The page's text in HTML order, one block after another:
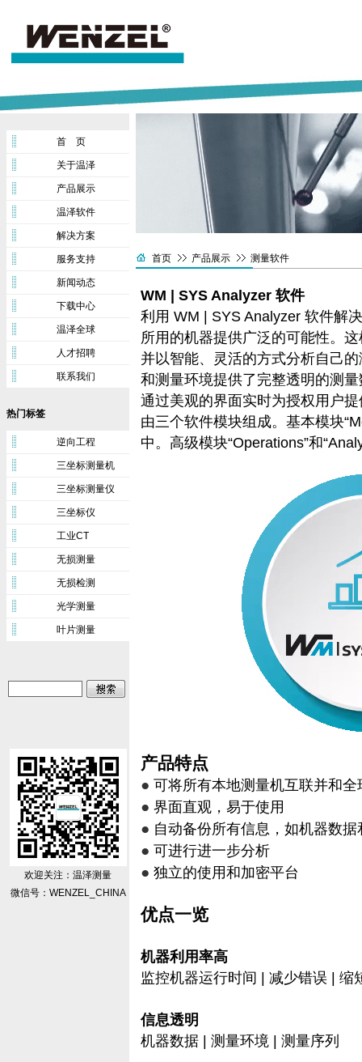
首 页
关于温泽
产品展示
温泽软件
解决方案
服务支持
新闻动态
下载中心
温泽全球
人才招聘
联系我们
热门标签
逆向工程
三坐标测量机
三坐标测量仪
三坐标仪
工业CT
无损测量
无损检测
光学测量
叶片测量
欢迎关注：温泽测量
微信号：WENZEL_CHINA
首页 产品展示 测量软件
WM | SYS Analyzer 软件
利用 WM | SYS Analyzer 软件解
所用的机器提供广泛的可能性。
并以智能、灵活的方式分析自己
和测量环境提供了完整透明的测
通过美观的界面实时为授权用户
由三个软件模块组成。基本模块
中。高级模块“Operations”和
产品特点
● 可将所有本地测量机互联并和全
● 界面直观，易于使用
● 自动备份所有信息，如机器数
● 可进行进一步分析
● 独立的使用和加密平台
优点一览
机器利用率高
监控机器运行时间 | 减少错误 | 缩
信息透明
机器数据 | 测量环境 | 测量序列